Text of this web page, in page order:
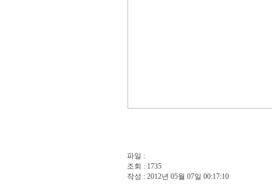
파일 :
조회 : 1735
작성 : 2012년 05월 07일 00:17:10